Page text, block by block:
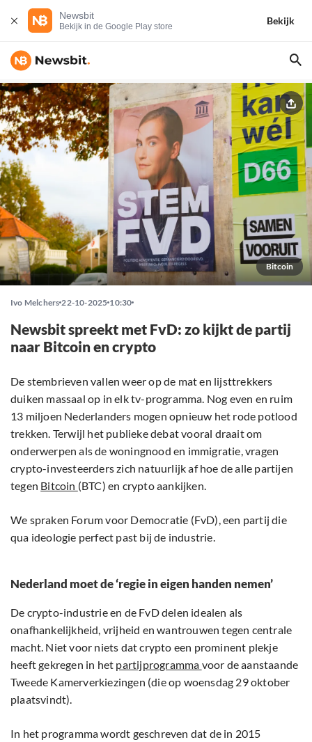
Newsbit
Bekijk in de Google Play store
Bekijk
Bitcoin
Ivo Melchers 22-10-2025 10:30
Newsbit spreekt met FvD: zo kijkt de partij
naar Bitcoin en crypto
De stembrieven vallen weer op de mat en lijsttrekkers
duiken massaal op in elk tv-programma. Nog even en ruim
13 miljoen Nederlanders mogen opnieuw het rode potlood
trekken. Terwijl het publieke debat vooral draait om
onderwerpen als de woningnood en immigratie, vragen
crypto-investeerders zich natuurlijk af hoe de alle partijen
tegen Bitcoin (BTC) en crypto aankijken.
We spraken Forum voor Democratie (FvD), een partij die
qua ideologie perfect past bij de industrie.
Nederland moet de ‘regie in eigen handen nemen’
De crypto-industrie en de FvD delen idealen als
onafhankelijkheid, vrijheid en wantrouwen tegen centrale
macht. Niet voor niets dat crypto een prominent plekje
heeft gekregen in het partijprogramma voor de aanstaande
Tweede Kamerverkiezingen (die op woensdag 29 oktober
plaatsvindt).
In het programma wordt geschreven dat de in 2015